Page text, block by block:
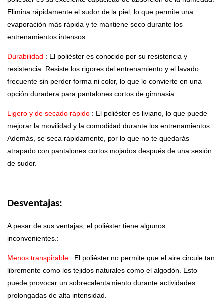
Elimina rápidamente el sudor de la piel, lo que permite una
evaporación más rápida y te mantiene seco durante los
entrenamientos intensos.
Durabilidad : El poliéster es conocido por su resistencia y
resistencia. Resiste los rigores del entrenamiento y el lavado
frecuente sin perder forma ni color, lo que lo convierte en una
opción duradera para pantalones cortos de gimnasia.
Ligero y de secado rápido : El poliéster es liviano, lo que puede
mejorar la movilidad y la comodidad durante los entrenamientos.
Además, se seca rápidamente, por lo que no te quedarás
atrapado con pantalones cortos mojados después de una sesión
de sudor.
Desventajas:
A pesar de sus ventajas, el poliéster tiene algunos
inconvenientes.:
Menos transpirable : El poliéster no permite que el aire circule tan
libremente como los tejidos naturales como el algodón. Esto
puede provocar un sobrecalentamiento durante actividades
prolongadas de alta intensidad.